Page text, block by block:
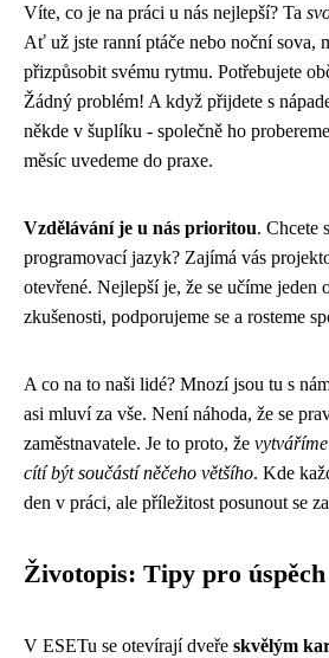
Víte, co je na práci u nás nejlepší? Ta
Ať už jste ranní ptáče nebo noční sova,
přizpůsobit svému rytmu. Potřebujete
Žádný problém! A když přijdete s
někde v šuplíku - společně ho
měsíc uvedeme do praxe.
Vzdělávání je u nás prioritou. Chcete
programovací jazyk? Zajímá vás
otevřené. Nejlepší je, že se učíme jeden
zkušenosti, podporujeme se a rosteme
A co na to naši lidé? Mnozí jsou tu s
asi mluví za vše. Není náhoda, že se
zaměstnavatele. Je to proto, že
cítí být součástí něčeho většího. Kde
den v práci, ale příležitost posunout se
Životopis: Tipy pro úspěch
V ESETu se otevírají dveře skvělým